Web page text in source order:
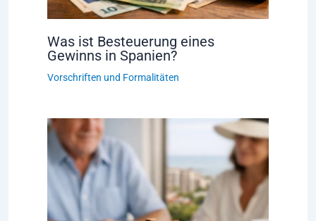
Was ist Besteuerung eines
Gewinns in Spanien?
Vorschriften und Formalitäten